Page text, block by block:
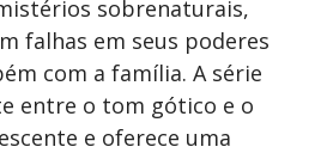
sobrenaturais,
falhas em seus poderes
com a família. A série
entre o tom gótico e o
e oferece uma